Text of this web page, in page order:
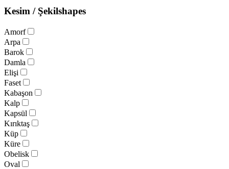
Kesim / Şekilshapes
Amorf
Arpa
Barok
Damla
Elişi
Faset
Kabaşon
Kalp
Kapsül
Kırıktaş
Küp
Küre
Obelisk
Oval